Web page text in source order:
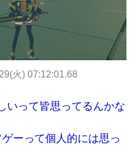
火) 07:12:01.68
いって皆思ってるんかな
ーって個人的には思っ